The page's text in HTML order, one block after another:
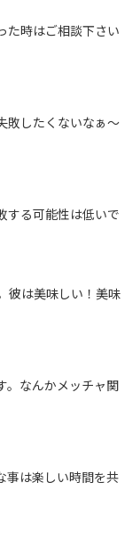
た時はご相談下さい
敗したくないなぁ～
する可能性は低いで
彼は美味しい！美味
。なんかメッチャ関
事は楽しい時間を共